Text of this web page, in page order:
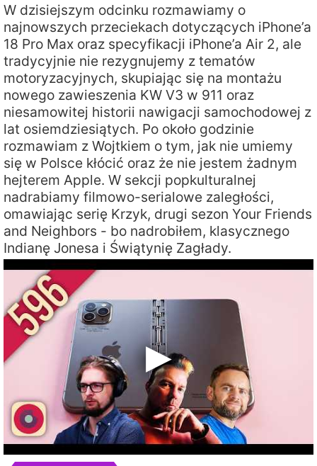
W dzisiejszym odcinku rozmawiamy o
najnowszych przeciekach dotyczących iPhone’a
18 Pro Max oraz specyfikacji iPhone’a Air 2, ale
tradycyjnie nie rezygnujemy z tematów
motoryzacyjnych, skupiając się na montażu
nowego zawieszenia KW V3 w 911 oraz
niesamowitej historii nawigacji samochodowej z
lat osiemdziesiątych. Po około godzinie
rozmawiam z Wojtkiem o tym, jak nie umiemy
się w Polsce kłócić oraz że nie jestem żadnym
hejterem Apple. W sekcji popkulturalnej
nadrabiamy filmowo-serialowe zaległości,
omawiając serię Krzyk, drugi sezon Your Friends
and Neighbors - bo nadrobiłem, klasycznego
Indianę Jonesa i Świątynię Zagłady.